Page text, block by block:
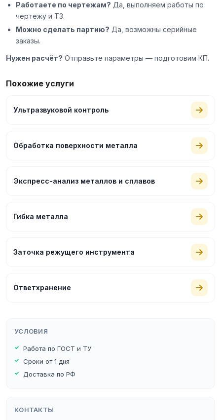
Работаете по чертежам? Да, выполняем работы по
чертежу и ТЗ.
Можно сделать партию? Да, возможны серийные
заказы.
Нужен расчёт? Отправьте параметры — подготовим КП.
Похожие услуги
Ультразвуковой контроль
Обработка поверхности металла
Экспресс-анализ металлов и сплавов
Гибка металла
Заточка режущего инструмента
Ответхранение
УСЛОВИЯ
Работа по ГОСТ и ТУ
Сроки от 1 дня
Доставка по РФ
КОНТАКТЫ